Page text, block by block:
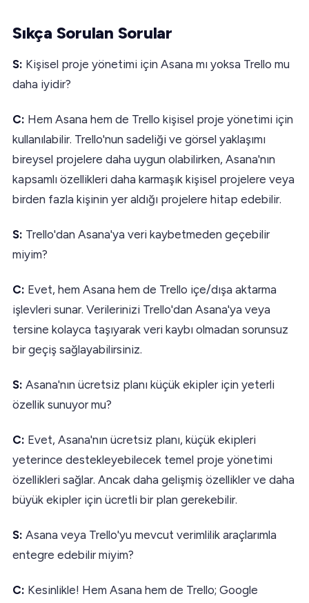
Sıkça Sorulan Sorular
S: Kişisel proje yönetimi için Asana mı yoksa Trello mu
daha iyidir?
C: Hem Asana hem de Trello kişisel proje yönetimi için
kullanılabilir. Trello'nun sadeliği ve görsel yaklaşımı
bireysel projelere daha uygun olabilirken, Asana'nın
kapsamlı özellikleri daha karmaşık kişisel projelere veya
birden fazla kişinin yer aldığı projelere hitap edebilir.
S: Trello'dan Asana'ya veri kaybetmeden geçebilir
miyim?
C: Evet, hem Asana hem de Trello içe/dışa aktarma
işlevleri sunar. Verilerinizi Trello'dan Asana'ya veya
tersine kolayca taşıyarak veri kaybı olmadan sorunsuz
bir geçiş sağlayabilirsiniz.
S: Asana'nın ücretsiz planı küçük ekipler için yeterli
özellik sunuyor mu?
C: Evet, Asana'nın ücretsiz planı, küçük ekipleri
yeterince destekleyebilecek temel proje yönetimi
özellikleri sağlar. Ancak daha gelişmiş özellikler ve daha
büyük ekipler için ücretli bir plan gerekebilir.
S: Asana veya Trello'yu mevcut verimlilik araçlarımla
entegre edebilir miyim?
C: Kesinlikle! Hem Asana hem de Trello; Google